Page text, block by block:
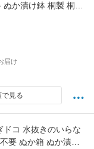
か漬け鉢 桐製 桐の
漬け物 ぬか床 冷蔵
カ床 糠床 おしゃれ
オスマック
届け
で見る
ドコ 水抜きのいらな
要 ぬか箱 ぬか漬け